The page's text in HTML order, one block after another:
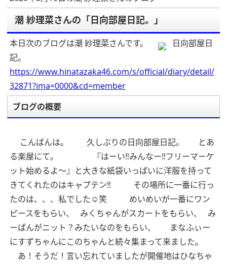
潮 紗理菜さんの「日向部屋日記。」
本日次のブログは潮 紗理菜さんです。
日向部屋日
記。
https://www.hinatazaka46.com/s/official/diary/detail/
32871?ima=0000&cd=member
ブログの概要
こんばんは。 久しぶりの日向部屋日記。
とあ
る楽屋にて。
『はーい‼︎みんなー‼︎フリーマーケ
ット始めるよ〜』と大きな紙袋いっぱいに洋服を持って
きてくれたのはキャプテン‼︎
その場所に一番に行っ
たのは、、、私でした☺️笑
めいめいが一番にワン
ピースをもらい、
みくちゃんがスカートをもらい、
み
ーぱんがニット？みたいなのをもらい、
まなふぃー
にすずちゃんにこのちゃんと続々集まって来ました。
あ！そうだ！言い忘れていましたが開催地はひなちゃ